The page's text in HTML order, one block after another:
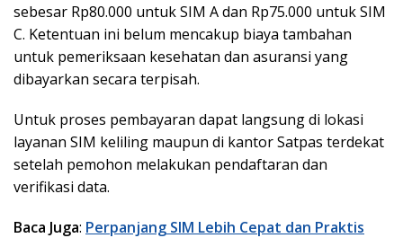
sebesar Rp80.000 untuk SIM A dan Rp75.000 untuk SIM
C. Ketentuan ini belum mencakup biaya tambahan
untuk pemeriksaan kesehatan dan asuransi yang
dibayarkan secara terpisah.
Untuk proses pembayaran dapat langsung di lokasi
layanan SIM keliling maupun di kantor Satpas terdekat
setelah pemohon melakukan pendaftaran dan
verifikasi data.
Baca Juga: Perpanjang SIM Lebih Cepat dan Praktis